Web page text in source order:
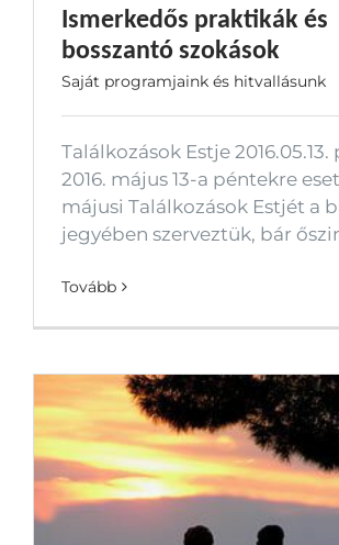
Ismerkedős praktikák és
bosszantó szokások
Saját programjaink és hitvallásunk
Találkozások Estje
2016. május 13-a péntekre
májusi Találkozások Estjét a
jegyében szerveztük, bár
Tovább